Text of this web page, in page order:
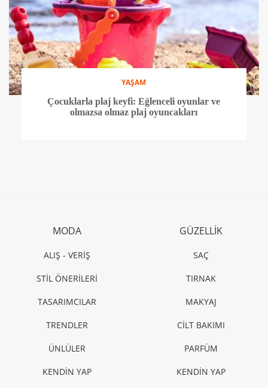
YAŞAM
Çocuklarla plaj keyfi: Eğlenceli oyunlar ve
olmazsa olmaz plaj oyuncakları
MODA
ALIŞ - VERİŞ
STİL ÖNERİLERİ
TASARIMCILAR
TRENDLER
ÜNLÜLER
KENDİN YAP
GÜZELLİK
SAÇ
TIRNAK
MAKYAJ
CİLT BAKIMI
PARFÜM
KENDİN YAP